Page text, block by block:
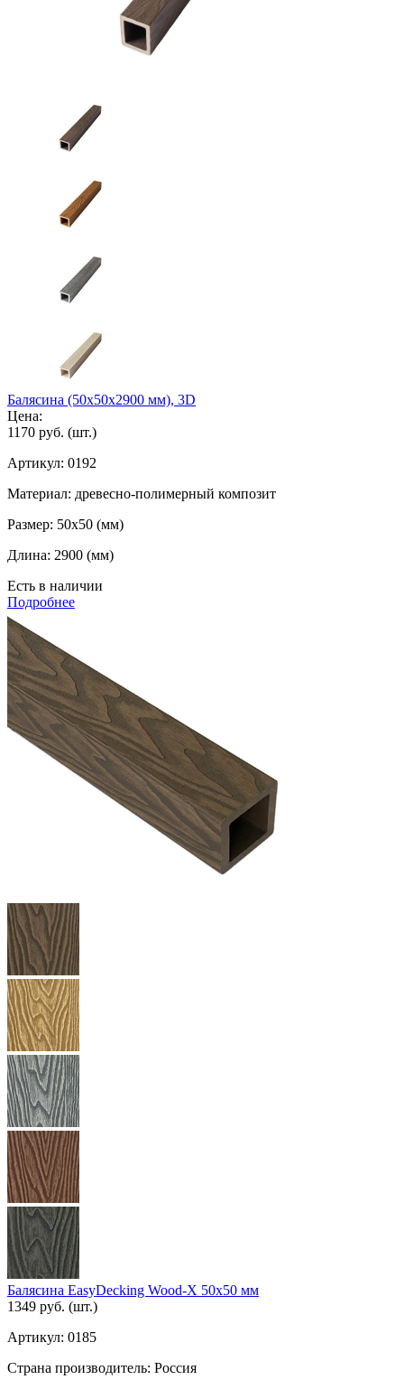
Балясина (50х50х2900 мм), 3D
Цена:
1170 руб. (шт.)
Артикул: 0192
Материал: древесно-полимерный композит
Размер: 50х50 (мм)
Длина: 2900 (мм)
Есть в наличии
Подробнее
Балясина EasyDecking Wood-X 50х50 мм
1349 руб. (шт.)
Артикул: 0185
Страна производитель: Россия